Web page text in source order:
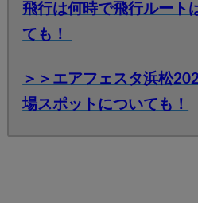
飛行は何時で飛行ルート
ても！
＞＞エアフェスタ浜松
場スポットについても！